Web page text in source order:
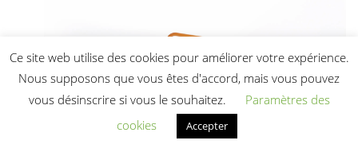
Ce site web utilise des cookies pour améliorer votre expérience.
Nous supposons que vous êtes d'accord, mais vous pouvez
vous désinscrire si vous le souhaitez.
Paramètres des
cookies
Accepter